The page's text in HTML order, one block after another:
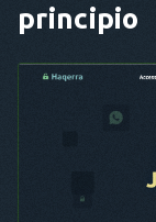
principio